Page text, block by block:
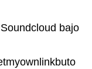
bajo